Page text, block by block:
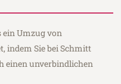
ein Umzug von
indem Sie bei Schmitt
einen unverbindlichen